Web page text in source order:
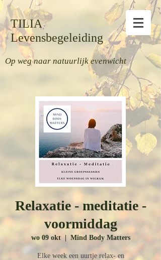
TILIA
Levensbegeleiding
Op weg naar natuurlijk evenwicht
Relaxatie - meditatie -
voormiddag
wo 09 okt
  |
Mind Body Matters
Elke week een uurtje relax- en